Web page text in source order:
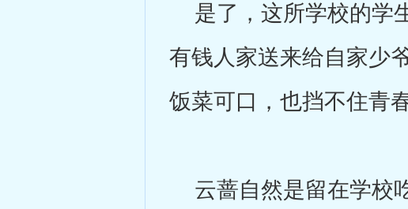
是了，这所学校的学
有钱人家送来给自家少
饭菜可口，也挡不住青
云蔷自然是留在学校